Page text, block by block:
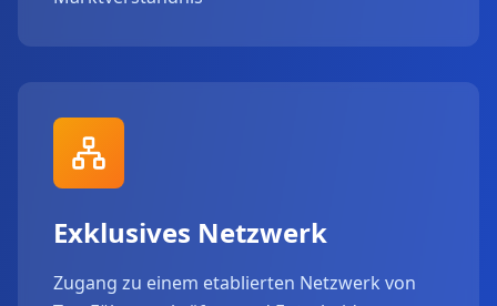
Exklusives Netzwerk
Zugang zu einem etablierten Netzwerk von